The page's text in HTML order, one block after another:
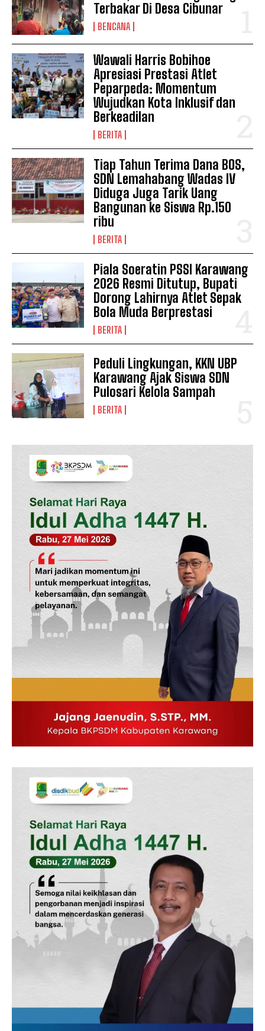
News Week
Magazine PRO
SUBSCRIBE NOW
Disclaimer
Terbakar Di Desa Cibunar
BENCANA
Wawali Harris Bobihoe
Apresiasi Prestasi Atlet
Peparpeda: Momentum
Wujudkan Kota Inklusif dan
Berkeadilan
BERITA
Tiap Tahun Terima Dana BOS,
SDN Lemahabang Wadas IV
Diduga Juga Tarik Uang
Bangunan ke Siswa Rp.150
ribu
BERITA
Piala Soeratin PSSI Karawang
2026 Resmi Ditutup, Bupati
Dorong Lahirnya Atlet Sepak
Bola Muda Berprestasi
BERITA
Peduli Lingkungan, KKN UBP
Karawang Ajak Siswa SDN
Pulosari Kelola Sampah
BERITA